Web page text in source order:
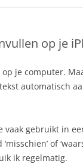
op je
je computer.
automatisch
vaak gebruikt in
of
ik regelmatig.